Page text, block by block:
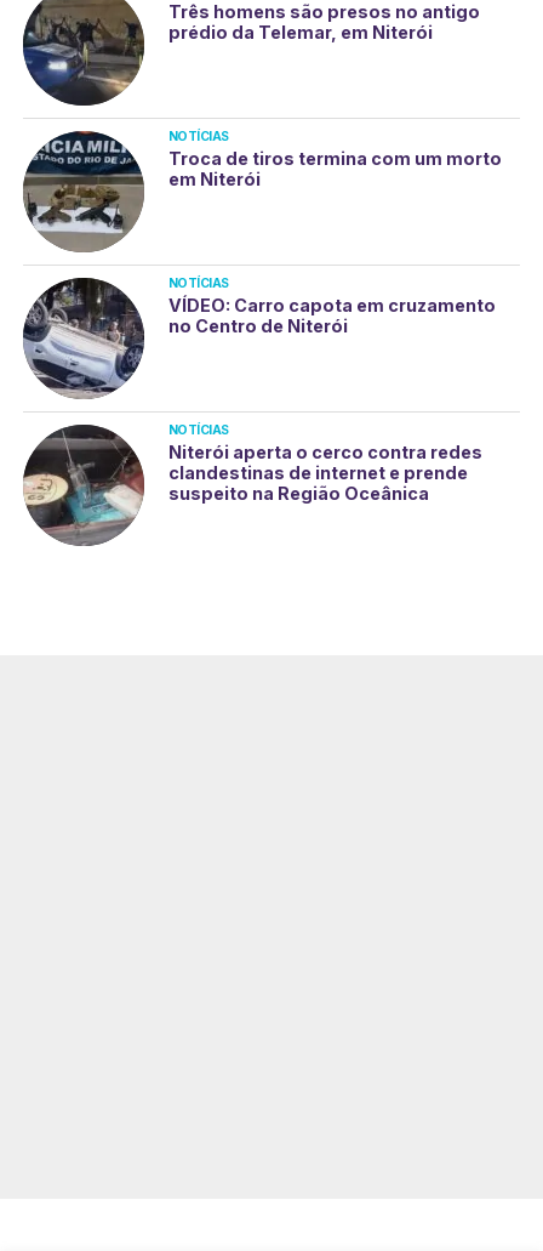
Três homens são presos no antigo
prédio da Telemar, em Niterói
NOTÍCIAS
Troca de tiros termina com um morto
em Niterói
NOTÍCIAS
VÍDEO: Carro capota em cruzamento
no Centro de Niterói
NOTÍCIAS
Niterói aperta o cerco contra redes
clandestinas de internet e prende
suspeito na Região Oceânica